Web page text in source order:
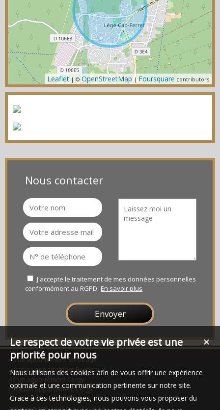
Leaflet | ©OpenStreetMap|Foursquare contributors
Nous contacter
J'accepte le traitement de mes données personnelles
conformément au RGPD. En savoir plus
Achat appartement Bordeaux
Location appartement Bordeaux
Achat appartement Cergy
Location appartement Cergy
Achat maison Bordeaux
✕
Le respect de votre vie privée est une
priorité pour nous
Nous utilisons des cookies afin de vous offrir une expérience
optimale et une communication pertinente sur notre site.
Grace à ces technologies, nous pouvons vous proposer du